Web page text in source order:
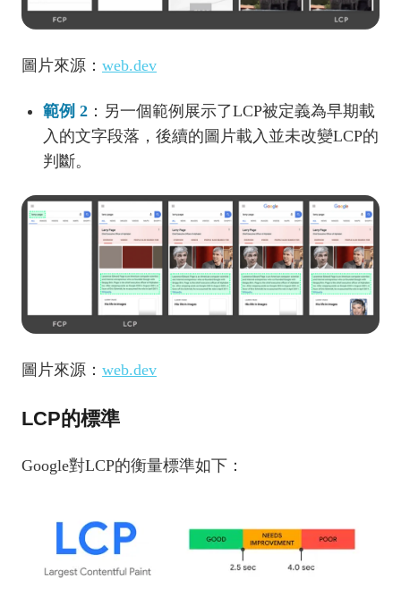
圖片來源： web.dev
範例 2 ：另一個範例展示了LCP被定義為早期載
入的文字段落，後續的圖片載入並未改變LCP的
判斷。
圖片來源： web.dev
LCP的標準
Google對LCP的衡量標準如下：